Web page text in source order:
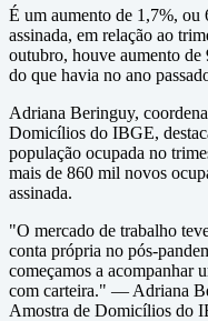
É um aumento de 1,7%, ou
assinada, em relação ao
outubro, houve aumento de
do que havia no ano
Adriana Beringuy,
Domicílios do IBGE,
população ocupada no
mais de 860 mil novos
assinada.
"O mercado de trabalho
conta própria no pós-
começamos a acompanhar
com carteira." — Adriana
Amostra de Domicílios do